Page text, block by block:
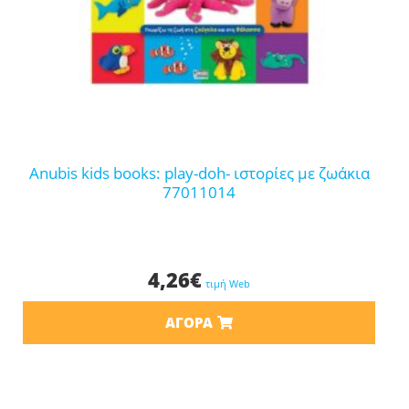
anubis kids books: play-doh- ιστορίες με ζωάκια
77011014
4,26€ τιμή Web
ΑΓΟΡΆ